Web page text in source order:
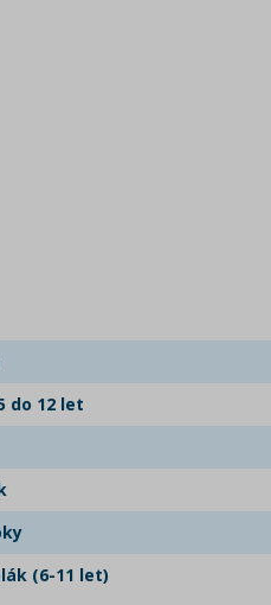
do 12 let
(6-11 let)